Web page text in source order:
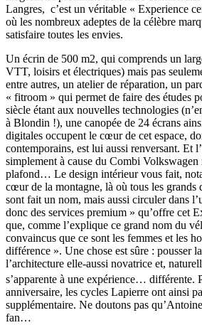
Langres, c’est un véritable « Experience
où les nombreux adeptes de la célèbre
satisfaire toutes les envies.
Un écrin de 500 m2, qui comprends un
VTT, loisirs et électriques) mais pas
entre autres, un atelier de réparation, un
« fitroom » qui permet de faire des études
siècle étant aux nouvelles technologies
à Blondin !), une canopée de 24 écrans
digitales occupent le cœur de cet espace,
contemporains, est lui aussi renversant. Et
simplement à cause du Combi Volkswagen
plafond… Le design intérieur vous fait,
cœur de la montagne, là où tous les grands
sont fait un nom, mais aussi circuler dans
donc des services premium » qu’offre cet
que, comme l’explique ce grand nom du
convaincus que ce sont les femmes et les
différence ». Une chose est sûre : pousser
l’architecture elle-aussi novatrice et,
s’apparente à une expérience… différente.
anniversaire, les cycles Lapierre ont ainsi
supplémentaire. Ne doutons pas
fan…